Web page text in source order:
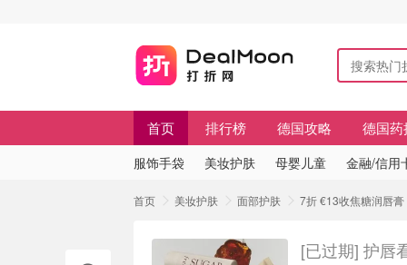
首页 排行榜 德国攻略 德国药
服饰手袋 美妆护肤 母婴儿童 金融/信用
首页 美妆护肤 面部护肤 7折 €13收焦糖润唇
[已过期] 护唇